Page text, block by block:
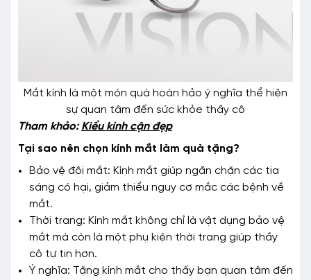
Mắt kính là một món quà hoàn hảo ý nghĩa thể hiện
sự quan tâm đến sức khỏe thầy cô
Tham khảo:Kiểu kính cận đẹp
Tại sao nên chọn kính mắt làm quà tặng?
Bảo vệ đôi mắt: Kính mắt giúp ngăn chặn các tia
sáng có hại, giảm thiểu nguy cơ mắc các bệnh về
mắt.
Thời trang: Kính mắt không chỉ là vật dụng bảo vệ
mắt mà còn là một phụ kiện thời trang giúp thầy
cô tự tin hơn.
Ý nghĩa: Tặng kính mắt cho thấy bạn quan tâm đến